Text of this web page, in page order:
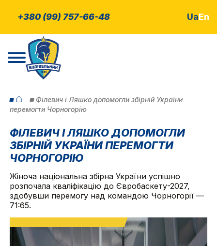
+380 (99) 757-66-48 UaEn
⌂
Філевич і Ляшко допомогли збірній України
перемогти Чорногорію
ФІЛЕВИЧ І ЛЯШКО ДОПОМОГЛИ
ЗБІРНІЙ УКРАЇНИ ПЕРЕМОГТИ
ЧОРНОГОРІЮ
Жіноча національна збірна України успішно
розпочала кваліфікацію до Євробаскету-2027,
здобувши перемогу над командою Чорногорії —
71:65.